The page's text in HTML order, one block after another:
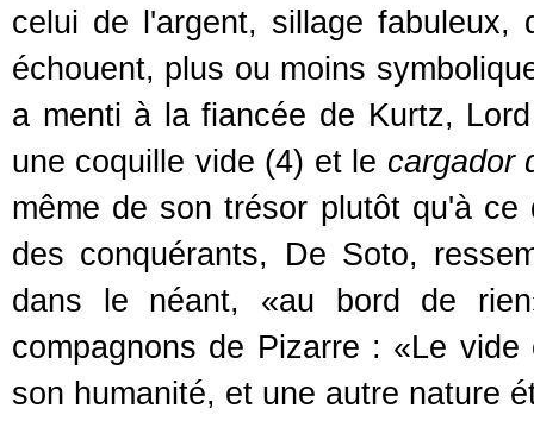
celui de l'argent, sillage
échouent, plus ou moins
a menti à la fiancée de Kurtz,
une coquille vide (4) et le cargador
même de son trésor plutôt qu'à
des conquérants, De Soto,
dans le néant, «au bord de
compagnons de Pizarre : «Le
son humanité, et une autre nature